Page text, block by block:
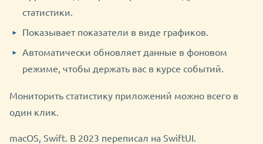
статистики.
Показывает показатели в виде графиков.
Автоматически обновляет данные в фоновом
режиме, чтобы держать вас в курсе событий.
Мониторить статистику приложений можно всего в
один клик.
macOS, Swift. В 2023 переписал на SwiftUI.